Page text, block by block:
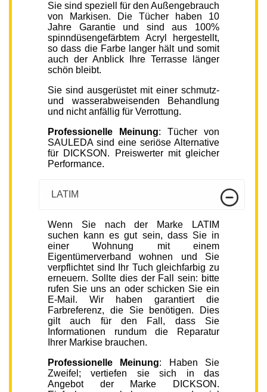
Sie sind speziell für den Außengebrauch
von Markisen. Die Tücher haben 10
Jahre Garantie und sind aus 100%
spinndüsengefärbtem Acryl hergestellt,
so dass die Farbe langer hält und somit
auch der Anblick Ihre Terrasse länger
schön bleibt.
Sie sind ausgerüstet mit einer schmutz-
und wasserabweisenden Behandlung
und nicht anfällig für Verrottung.
Professionelle Meinung: Tücher von
SAULEDA sind eine seriöse Alternative
für DICKSON. Preiswerter mit gleicher
Performance.
LATIM
Wenn Sie nach der Marke LATIM
suchen kann es gut sein, dass Sie in
einer Wohnung mit einem
Eigentümerverband wohnen und Sie
verpflichtet sind Ihr Tuch gleichfarbig zu
erneuern. Sollte dies der Fall sein: bitte
rufen Sie uns an oder schicken Sie ein
E-Mail. Wir haben garantiert die
Farbreferenz, die Sie benötigen. Dies
gilt auch für den Fall, dass Sie
Informationen rundum die Reparatur
Ihrer Markise brauchen.
Professionelle Meinung: Haben Sie
Zweifel; vertiefen sie sich in das
Angebot der Marke DICKSON.